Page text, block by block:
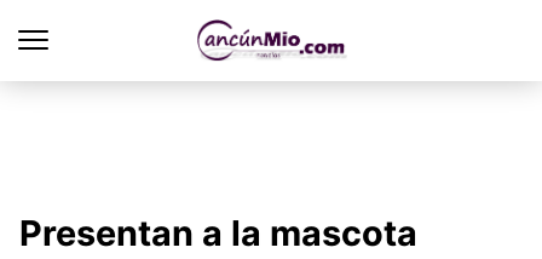
Presentan a la mascota